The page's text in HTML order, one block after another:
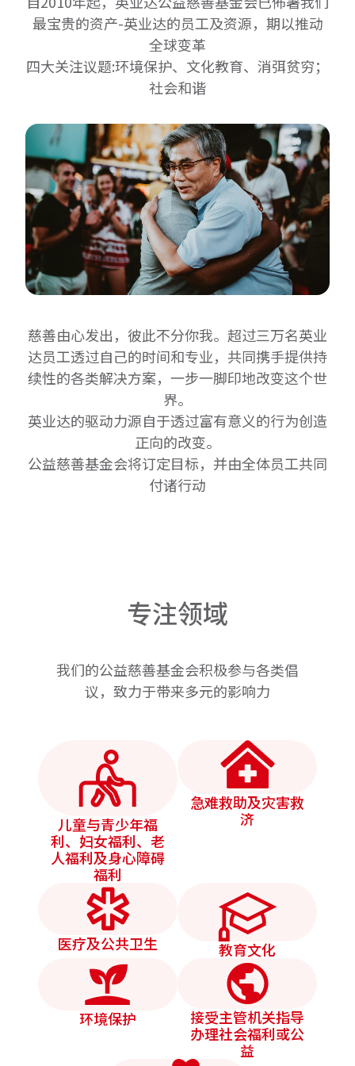
最宝贵的资产-英业达的员工及资源，期以推动
全球变革
四大关注议题:环境保护、文化教育、消弭贫穷；
社会和谐
慈善由心发出，彼此不分你我。超过三万名英业
达员工透过自己的时间和专业，共同携手提供持
续性的各类解决方案，一步一脚印地改变这个世
界。
英业达的驱动力源自于透过富有意义的行为创造
正向的改变。
公益慈善基金会将订定目标，并由全体员工共同
付诸行动
专注领域
我们的公益慈善基金会积极参与各类倡
议，致力于带来多元的影响力
儿童与青少年福
利、妇女福利、老
人福利及身心障碍
福利
急难救助及灾害救
济
医疗及公共卫生 教育文化
环境保护
接受主管机关指导
办理社会福利或公
益